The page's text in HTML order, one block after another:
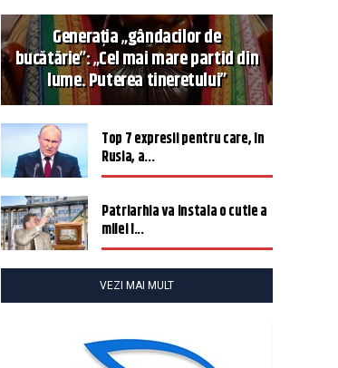
Generația „gândacilor de
bucătărie”: „Cel mai mare partid din
lume. Puterea tineretului”
Top 7 expresii pentru care, în
Rusia, a...
Patriarhia va instala o cutie a
milei î...
VEZI MAI MULT